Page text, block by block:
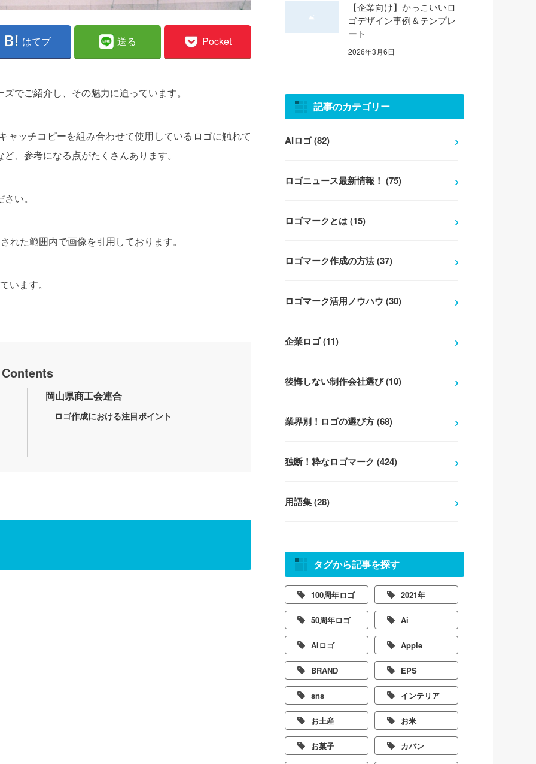
はてブ 送る Pocket
でご紹介し、その魅力に迫っています。
ャッチコピーを組み合わせて使用しているロゴに触れて
、参考になる点がたくさんあります。
い。
れた範囲内で画像を引用しております。
います。
Contents
岡山県商工会連合
ロゴ作成における注目ポイント
【企業向け】かっこいいロ
ゴデザイン事例＆テンプレ
ート
2026年3月6日
記事のカテゴリー
AIロゴ (82)
ロゴニュース最新情報！ (75)
ロゴマークとは (15)
ロゴマーク作成の方法 (37)
ロゴマーク活用ノウハウ (30)
企業ロゴ (11)
後悔しない制作会社選び (10)
業界別！ロゴの選び方 (68)
独断！粋なロゴマーク (424)
用語集 (28)
タグから記事を探す
100周年ロゴ 2021年
50周年ロゴ Ai
AIロゴ Apple
BRAND EPS
sns インテリア
お土産 お米
お菓子 カバン